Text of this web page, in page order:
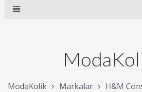
ModaKolik Markalar
H&M